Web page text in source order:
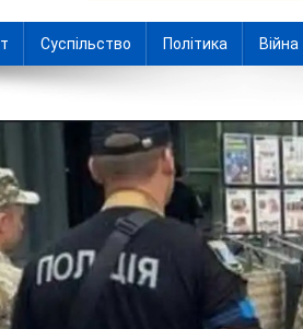
Суспільство Політика Війна